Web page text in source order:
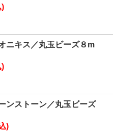
)
ニキス／丸玉ビーズ８m
)
ンストーン／丸玉ビーズ
)